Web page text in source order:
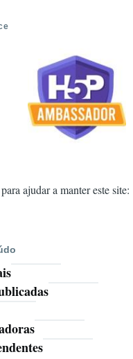
ajudar a manter este site: